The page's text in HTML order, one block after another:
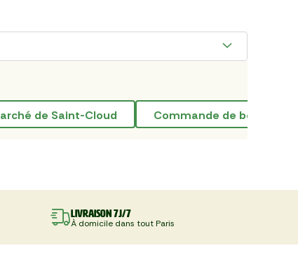
marché de Saint-Cloud commande de boucher
Livraison 7J/7
À domicile dans tout Paris